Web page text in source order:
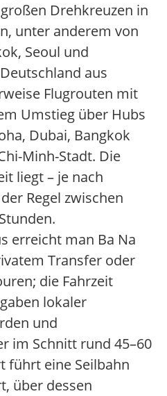
Drehkreuzen in
unter anderem von
Seoul und
aus
Flugrouten mit
Umstieg über Hubs
Dubai, Bangkok
Minh-Stadt. Die
liegt – je nach
Regel zwischen
erreicht man Ba Na
Transfer oder
die Fahrzeit
lokaler
und
im Schnitt rund 45–60
führt eine Seilbahn
über dessen